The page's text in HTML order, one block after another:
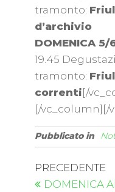
tramonto:
d’archivio
DOMENICA 5/
19.45
tramonto:
correnti[/
[/vc_column][/
Pubblicato in
PRECEDENTE
DOMENICA AL